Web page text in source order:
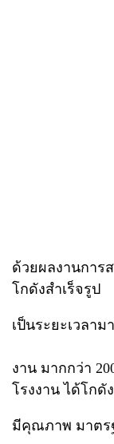
ด้วยผลงานการ
โกดังสำเร็จรูป
เป็นระยะเวลา
งาน มากกว่า
โรงงาน ได้โกดั
มีคุณภาพ มาตร